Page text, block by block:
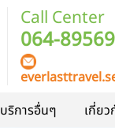
Call Center
064-
บริการอื่นๆ เกี่ยว